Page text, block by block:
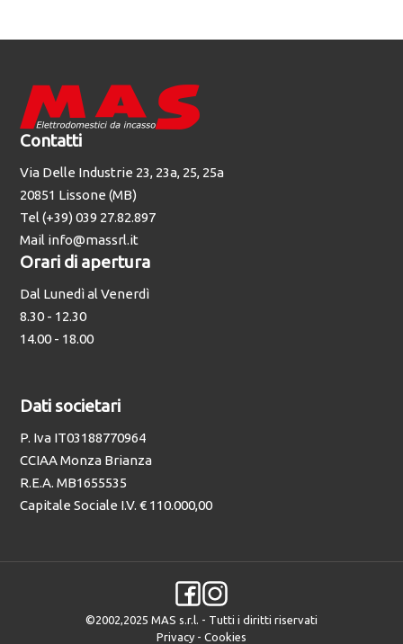
Contatti
Via Delle Industrie 23, 23a, 25, 25a
20851 Lissone (MB)
Tel (+39) 039 27.82.897
Mail info@massrl.it
Orari di apertura
Dal Lunedì al Venerdì
8.30 - 12.30
14.00 - 18.00
Dati societari
P. Iva IT03188770964
CCIAA Monza Brianza
R.E.A. MB1655535
Capitale Sociale I.V. € 110.000,00
©2002,2025 MAS s.r.l. - Tutti i diritti riservati
Privacy - Cookies